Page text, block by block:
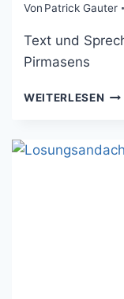
Von Patrick Gauter
Text und
Pirmasens
WEITERLESEN